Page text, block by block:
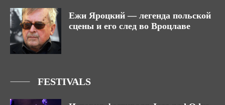
Ежи Яроцкий — легенда польской
сцены и его след во Вроцлаве
FESTIVALS